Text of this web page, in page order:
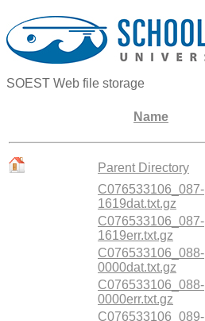
SOEST Web file storage
Name
Parent Directory
C076533106_087-
1619dat.txt.gz
C076533106_087-
1619err.txt.gz
C076533106_088-
0000dat.txt.gz
C076533106_088-
0000err.txt.gz
C076533106_089-